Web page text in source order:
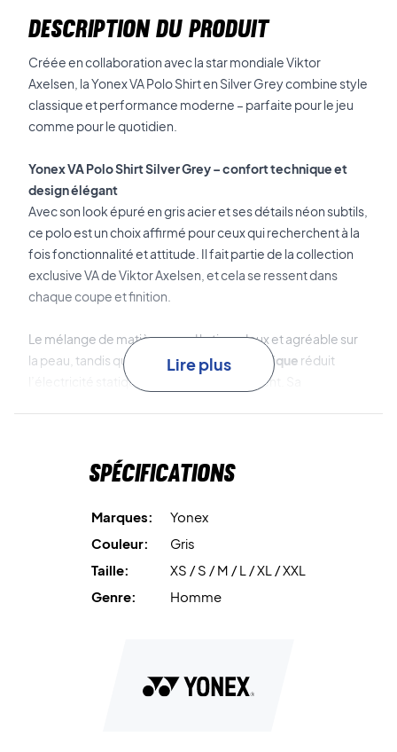
DESCRIPTION DU PRODUIT
Créée en collaboration avec la star mondiale Viktor
Axelsen, la Yonex VA Polo Shirt en Silver Grey combine style
classique et performance moderne – parfaite pour le jeu
comme pour le quotidien.
Yonex VA Polo Shirt Silver Grey – confort technique et
design élégant
Avec son look épuré en gris acier et ses détails néon subtils,
ce polo est un choix affirmé pour ceux qui recherchent à la
fois fonctionnalité et attitude. Il fait partie de la collection
exclusive VA de Viktor Axelsen, et cela se ressent dans
chaque coupe et finition.
Le mélange de matières rend le tissu doux et agréable sur
la peau, tandis que la
technologie antistatique réduit
l’électricité statique pendant le mouvement. Sa
fonctionnalité aboutie font de ce polo un choix idéal aussi
bien pour le badminton que pour la vie quotidienne.
Commande la Yonex VA Polo Shirt Silver Grey et
découvre la qualité VA d’exception !
Lire plus
Spécifications
Marques:
Yonex
Couleur:
Gris
Taille:
XS / S / M / L / XL / XXL
Genre:
Homme